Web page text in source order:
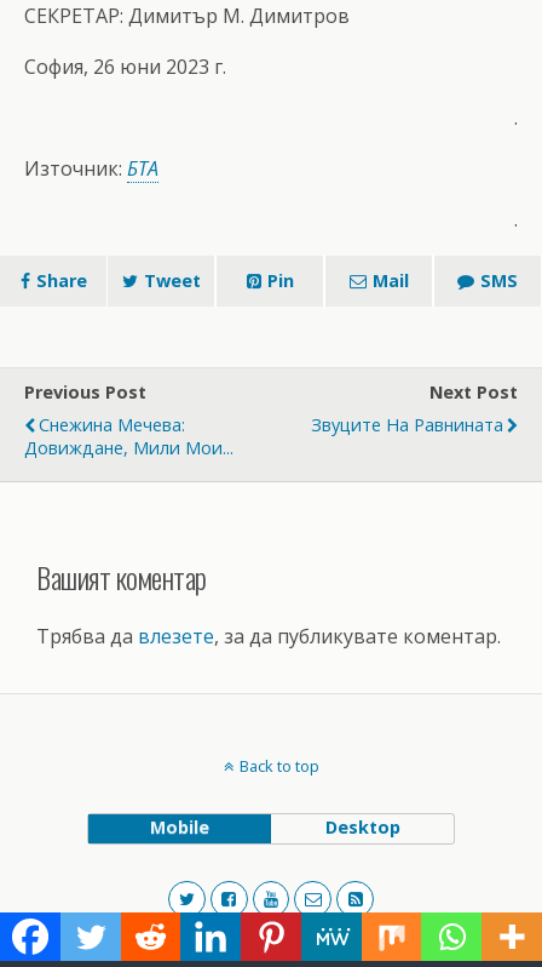
СЕКРЕТАР: Димитър М. Димитров
София, 26 юни 2023 г.
.
Източник: БТА
.
Share Tweet Pin Mail SMS
Previous Post
Снежина Мечева:
Довиждане, Мили Мои...
Next Post
Звуците На Равнината
Вашият коментар
Трябва да влезете, за да публикувате коментар.
Back to top
Mobile Desktop